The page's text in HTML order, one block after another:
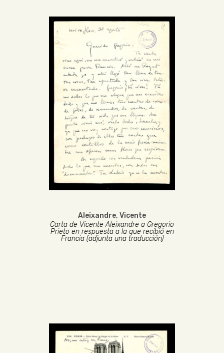
Aleixandre, Vicente
Carta de Vicente Aleixandre a Gregorio
Prieto en respuesta a la que recibió en
Francia (adjunta una traducción)